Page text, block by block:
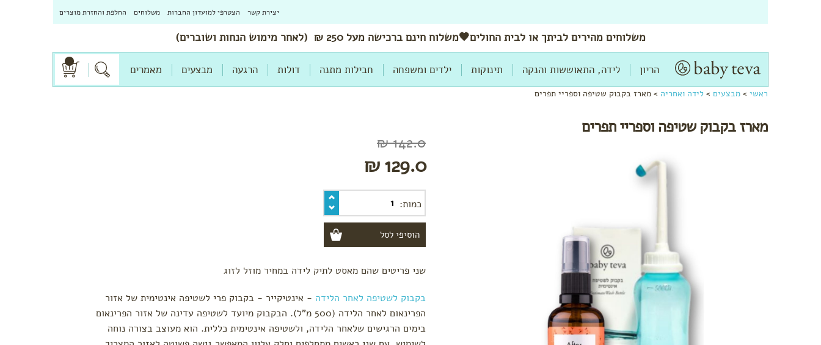
יצירת קשר הצטרפי למועדון החברות משלוחים החלפת והחזרת מוצרים
משלוחים מהירים לביתך או לבית החולים🖤משלוח חינם ברכישה מעל 250 ₪ (לאחר מימוש הנחות ושוברים)
הריון לידה, התאוששות והנקה תינוקות ילדים ומשפחה חבילות מתנה דולות הרגעה מבצעים מאמרים
ראשי > מבצעים > לידה ואחריה > מארז בקבוק שטיפה וספריי תפרים
מארז בקבוק שטיפה וספריי תפרים
142.0 ₪
129.0 ₪
כמות:
שני פריטים שהם מאסט לתיק לידה במחיר מוזל לזוג
בקבוק לשטיפה לאחר הלידה - אינטיקייר - בקבוק פרי לשטיפה אינטימית של אזור
הפרינאום לאחר הלידה (500 מ"ל). הבקבוק מיועד לשטיפה עדינה של אזור הפרינאום
בימים הרגישים שלאחר הלידה, ולשטיפה אינטימית כללית. הוא מעוצב בצורה נוחה